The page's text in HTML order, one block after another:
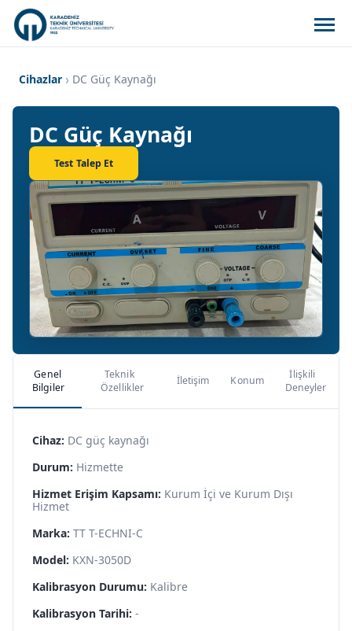
Cihazlar DC Güç Kaynağı
DC Güç Kaynağı
Test Talep Et
Genel
Bilgiler
Teknik
Özellikler
İletişim Konum
İlişkili
Deneyler
Cihaz: DC güç kaynağı
Durum: Hizmette
Hizmet Erişim Kapsamı: Kurum İçi ve Kurum Dışı
Hizmet
Marka: TT T-ECHNI-C
Model: KXN-3050D
Kalibrasyon Durumu: Kalibre
Kalibrasyon Tarihi: -